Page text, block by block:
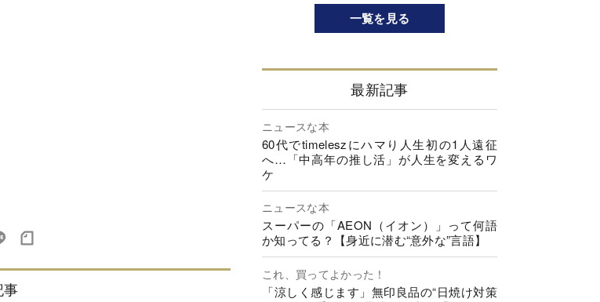
事
一覧を見る
最新記事
ニュースな本
60代でtimeleszにハマり人生初の1人遠征
へ…「中高年の推し活」が人生を変えるワ
ケ
ニュースな本
スーパーの「AEON（イオン）」って何語
か知ってる？【身近に潜む“意外な”言語】
これ、買ってよかった！
「涼しく感じます」無印良品の“日焼け対策